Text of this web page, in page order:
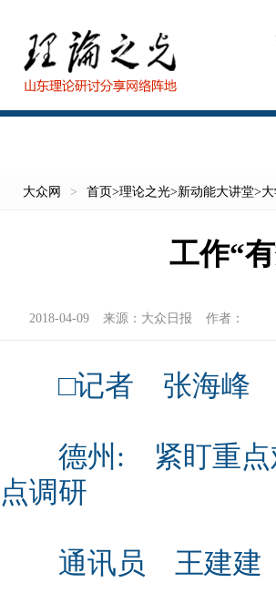
大众网 > 首页>理论之光>新动能大讲堂>大
工作“
2018-04-09 来源： 大众日报 作者：
□记者 张海峰
德州: 紧盯重点
点调研
通讯员 王建建